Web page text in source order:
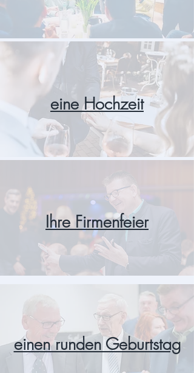
eine Hochzeit
Ihre Firmenfeier
einen runden Geburtstag